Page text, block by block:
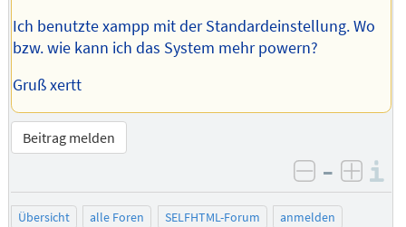
Ich benutzte xampp mit der Standardeinstellung. Wo
bzw. wie kann ich das System mehr powern?
Gruß xertt
Beitrag melden
negativ
–
Übersicht alle Foren SELFHTML-Forum
anmelden